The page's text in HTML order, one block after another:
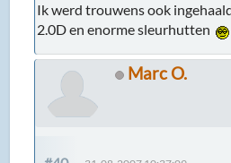
Ik werd trouwens ook
2.0D en enorme sleurhutten
Marc O.